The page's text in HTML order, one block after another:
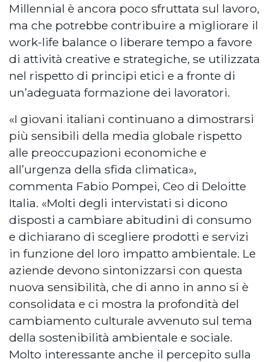
Millennial è ancora poco sfruttata sul lavoro,
ma che potrebbe contribuire a migliorare il
work-life balance o liberare tempo a favore
di attività creative e strategiche, se utilizzata
nel rispetto di principi etici e a fronte di
un’adeguata formazione dei lavoratori.
«I giovani italiani continuano a dimostrarsi
più sensibili della media globale rispetto
alle preoccupazioni economiche e
all’urgenza della sfida climatica»,
commenta Fabio Pompei, Ceo di Deloitte
Italia. «Molti degli intervistati si dicono
disposti a cambiare abitudini di consumo
e dichiarano di scegliere prodotti e servizi
in funzione del loro impatto ambientale. Le
aziende devono sintonizzarsi con questa
nuova sensibilità, che di anno in anno si è
consolidata e ci mostra la profondità del
cambiamento culturale avvenuto sul tema
della sostenibilità ambientale e sociale.
Molto interessante anche il percepito sulla